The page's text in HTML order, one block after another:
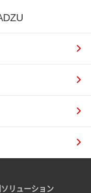
リューション